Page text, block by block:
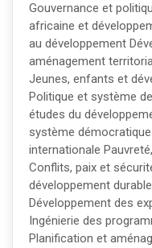
Gouvernance et
africaine et
au développement
aménagement
Jeunes, enfants et
Politique et système
études du
système
internationale
Conflits, paix et
développement
Développement des
Ingénierie des
Planification et